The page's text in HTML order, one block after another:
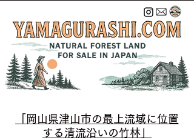
「​岡山県津山市の最上流域に位置
する清流沿いの竹林」